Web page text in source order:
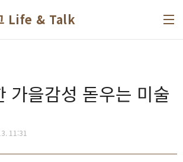
Life & Talk
가을감성 돋우는 미술
11:31